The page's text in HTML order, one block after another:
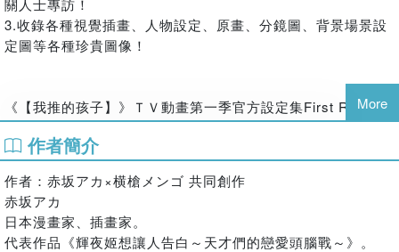
關人士專訪！
3.收錄各種視覺插畫、人物設定、原畫、分鏡圖、背景場景設
定圖等各種珍貴圖像！
《【我推的孩子】》ＴＶ動畫第一季官方設定集First Report
Chaper1 ILLUSTRATIONS
各種視覺插畫
Chaper2 CHARACTER
收錄以愛、阿奎亞、露比為首等23個人物的角色設定、各話登
場人物的服裝設計等。
More
作者簡介
作者：赤坂アカ×横槍メンゴ 共同創作
赤坂アカ
日本漫畫家、插畫家。
代表作品《輝夜姬想讓人告白～天才們的戀愛頭腦戰～》。